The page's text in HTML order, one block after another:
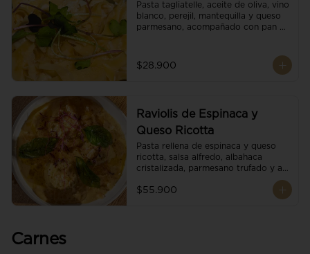
Pasta tagliatelle, aceite de oliva, vino
blanco, perejil, mantequilla y queso
parmesano, acompañado con pan
$28.900
Raviolis de Espinaca y
Queso Ricotta
Pasta rellena de espinaca y queso
ricotta, salsa alfredo, albahaca
cristalizada, parmesano trufado y ajo
$55.900
Carnes